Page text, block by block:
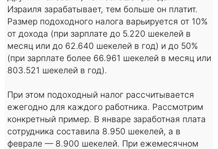
Израиля зарабатывает, тем больше он платит.
Размер подоходного налога варьируется от 10%
от дохода (при зарплате до 5.220 шекелей в
месяц или до 62.640 шекелей в год) и до 50%
(при зарплате более 66.961 шекелей в месяц или
803.521 шекелей в год).
При этом подоходный налог рассчитывается
ежегодно для каждого работника. Рассмотрим
конкретный пример. В январе заработная плата
сотрудника составила 8.950 шекелей, а в
феврале — 8.900 шекелей. При ежемесячном